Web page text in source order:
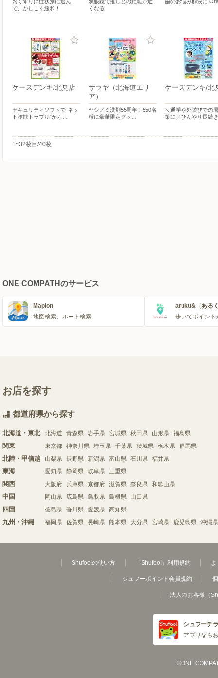
おくすりは症状別に選ん
で、かしこく緩和！
双眼鏡で推しとの距離が近
くなる
歯のお悩み解決に
ケーズデンキ/北見店
セキュリティソフトで“ネッ
ト詐欺トラブル”から…
サラヤ（北海道エリ
ア）
ヤシノミ洗剤55周年！550名
様に豪華限定グッ…
ケーズデンキ/北
＼通学や外遊びでの
策に／ひんやり長続
1~32枚目/40枚
ONE COMPATHのサービス
Mapion
地図検索、ルート検索
aruku&（ある
歩いてポイント
お店を探す
都道府県から探す
北海道・東北 北海道 青森県 岩手県 宮城県 秋田県 山形県 福島県
関東 東京都 神奈川県 埼玉県 千葉県 茨城県 栃木県 群馬県
北陸・甲信越 山梨県 長野県 新潟県 富山県 石川県 福井県
東海 愛知県 静岡県 岐阜県 三重県
関西 大阪府 兵庫県 京都府 滋賀県 奈良県 和歌山県
中国 岡山県 広島県 鳥取県 島根県 山口県
四国 徳島県 香川県 愛媛県 高知県
九州・沖縄 福岡県 佐賀県 長崎県 熊本県 大分県 宮崎県 鹿児島県 沖縄県
Shufoo!の使い方 「Shufoo!」利用規約 よ
シュフーポイント会員規約
法人のお客様（
シュフーチ
アプリなら
©ONE